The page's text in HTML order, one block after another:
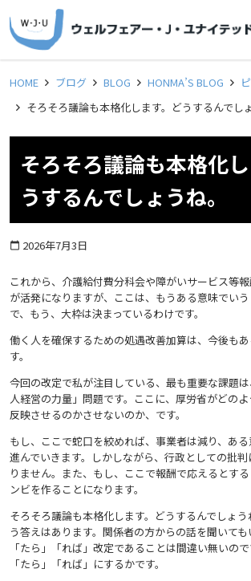
メ
HOME ブログ BLOG HONMA’S BLOG
そろそろ議論も本格化します。どうするんでし
そろそろ議論も本格化
うするんでしょうね。
calendar_today 2026年7月3日
これから、介護給付費分科会や障がいサービス等
が活発になりますが、ここは、もうある意味でい
で、もう、大枠は決まっているわけです。
働く人を確保するための処遇改善加算は、今後も
す。
今回の改定で私が注目している、最も重要な課題
人経営の力量」問題です。ここに、厚労省がどの
反映させるのかさせないのか、です。
もし、ここで蛇口を絞めれば、事業者は減り、あ
進んでいきます。しかしながら、行政としての批
りません。また、もし、ここで報酬で応えるとす
ンビを作ることになります。
そろそろ議論も本格化します。どうするんでしょ
う答えはあります。関係者の方からの話を聞いても
「たら」「れば」改定であることは間違い無いので
「たら」「れば」にするかです。